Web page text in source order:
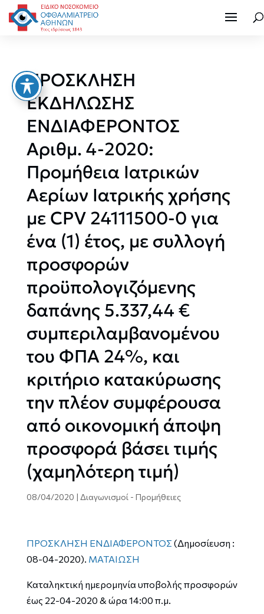
ΠΡΟΣΚΛΗΣΗ
ΕΚΔΗΛΩΣΗΣ
ΕΝΔΙΑΦΕΡΟΝΤΟΣ
Αριθμ. 4-2020:
Προμήθεια Ιατρικών
Αερίων Ιατρικής χρήσης
με CPV 24111500-0 για
ένα (1) έτος, με συλλογή
προσφορών
προϋπολογιζόμενης
δαπάνης 5.337,44 €
συμπεριλαμβανομένου
του ΦΠΑ 24%, και
κριτήριο κατακύρωσης
την πλέον συμφέρουσα
από οικονομική άποψη
προσφορά βάσει τιμής
(χαμηλότερη τιμή)
08/04/2020 | Διαγωνισμοί - Προμήθειες
ΠΡΟΣΚΛΗΣΗ ΕΝΔΙΑΦΕΡΟΝΤΟΣ (Δημοσίευση :
08-04-2020). ΜΑΤΑΙΩΣΗ
Καταληκτική ημερομηνία υποβολής προσφορών
έως 22-04-2020 & ώρα 14:00 π.μ.